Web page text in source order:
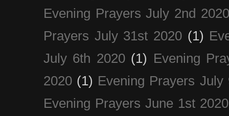
Evening Prayers July 2nd 2020
Prayers July 31st 2020 (1)
July 6th 2020 (1) Evening
2020 (1) Evening Prayers July
Evening Prayers June 1st 2020